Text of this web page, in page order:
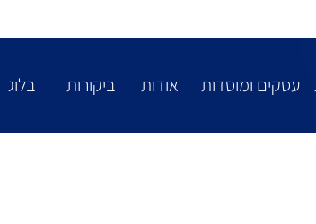
ומוסדות אודות ביקורות בלוג